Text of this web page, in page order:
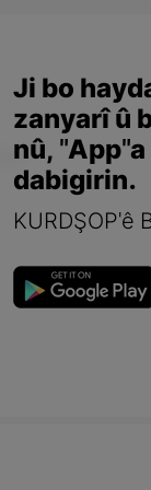
Ji bo
zanyarî û
nû, "App"a
dabigirin.
KURDŞOP'ê